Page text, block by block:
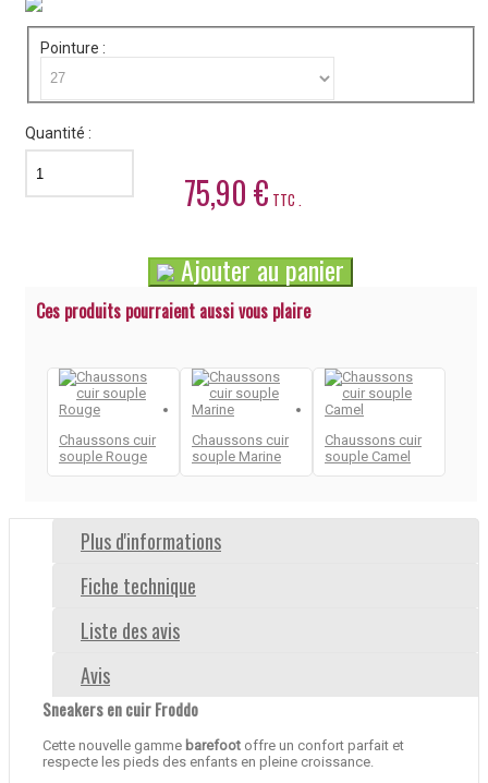
Pointure :
Quantité :
75,90 € TTC .
Ajouter au panier
Ces produits pourraient aussi vous plaire
Chaussons cuir
souple Rouge
Chaussons cuir
souple Marine
Chaussons cuir
souple Camel
Plus d'informations
Fiche technique
Liste des avis
Avis
Sneakers en cuir Froddo
Cette nouvelle gamme barefoot offre un confort parfait et
respecte les pieds des enfants en pleine croissance.